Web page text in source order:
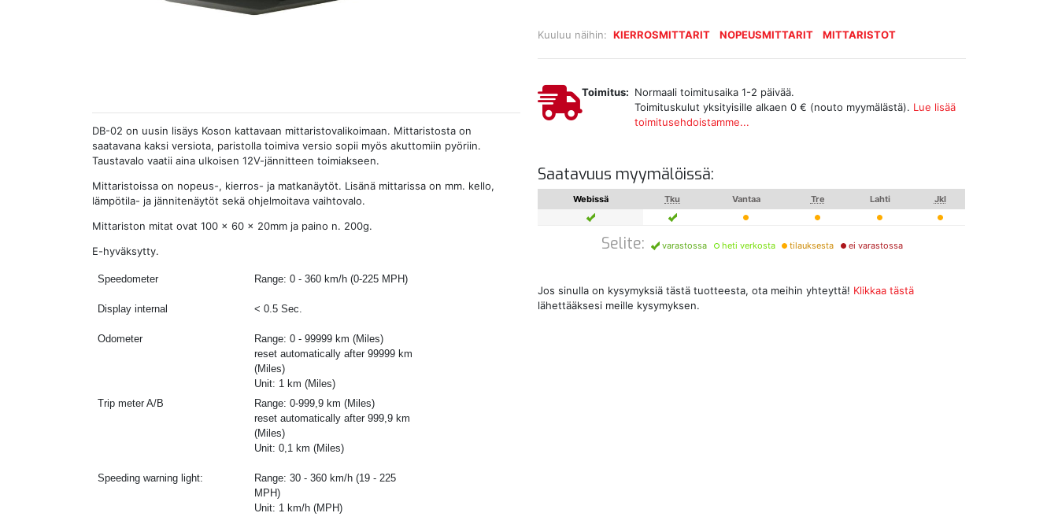
Kuuluu näihin: KIERROSMITTARIT NOPEUSMITTARIT MITTARISTOT
Toimitus: Normaali toimitusaika 1-2 päivää.
Toimituskulut yksityisille alkaen 0 € (nouto myymälästä). Lue lisää
toimitusehdoistamme...
Saatavuus myymälöissä:
Webissä Tku Vantaa Tre Lahti Jkl
Selite: varastossa heti verkosta tilauksesta ei varastossa
Jos sinulla on kysymyksiä tästä tuotteesta, ota meihin yhteyttä! Klikkaa tästä
lähettääksesi meille kysymyksen.
DB-02 on uusin lisäys Koson kattavaan mittaristovalikoimaan. Mittaristosta on
saatavana kaksi versiota, paristolla toimiva versio sopii myös akuttomiin pyöriin.
Taustavalo vaatii aina ulkoisen 12V-jännitteen toimiakseen.
Mittaristoissa on nopeus-, kierros- ja matkanäytöt. Lisänä mittarissa on mm. kello,
lämpötila- ja jännitenäytöt sekä ohjelmoitava vaihtovalo.
Mittariston mitat ovat 100 x 60 x 20mm ja paino n. 200g.
E-hyväksytty.
Speedometer Range: 0 - 360 km/h (0-225 MPH)
Display internal < 0.5 Sec.
Odometer
Range: 0 - 99999 km (Miles)
reset automatically after 99999 km
(Miles)
Unit: 1 km (Miles)
Trip meter A/B
Range: 0-999,9 km (Miles)
reset automatically after 999,9 km
(Miles)
Unit: 0,1 km (Miles)
Speeding warning light:
Range: 30 - 360 km/h (19 - 225
MPH)
Unit: 1 km/h (MPH)